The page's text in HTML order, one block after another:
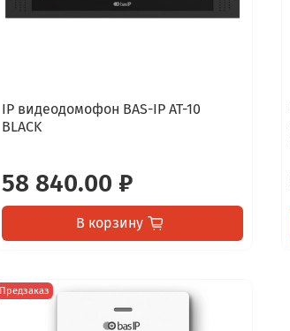
IP видеодомофон BAS-IP AT-10
BLACK
58 840.00 ₽
В корзину
Предзаказ